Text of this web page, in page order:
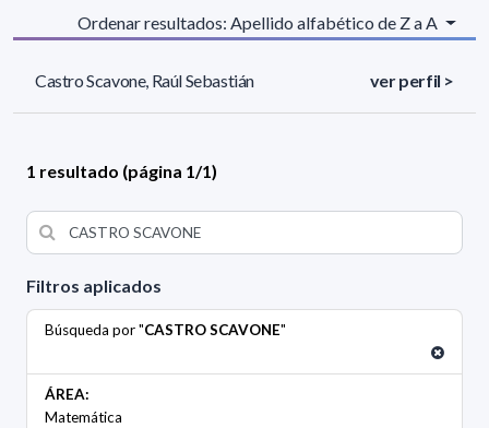
Filtros aplicados
Búsqueda por "CASTRO SCAVONE"
ÁREA:
Matemática
Ordenar resultados: Apellido alfabético de Z a A
Castro Scavone, Raúl Sebastián ver perfil >
1 resultado (página 1/1)